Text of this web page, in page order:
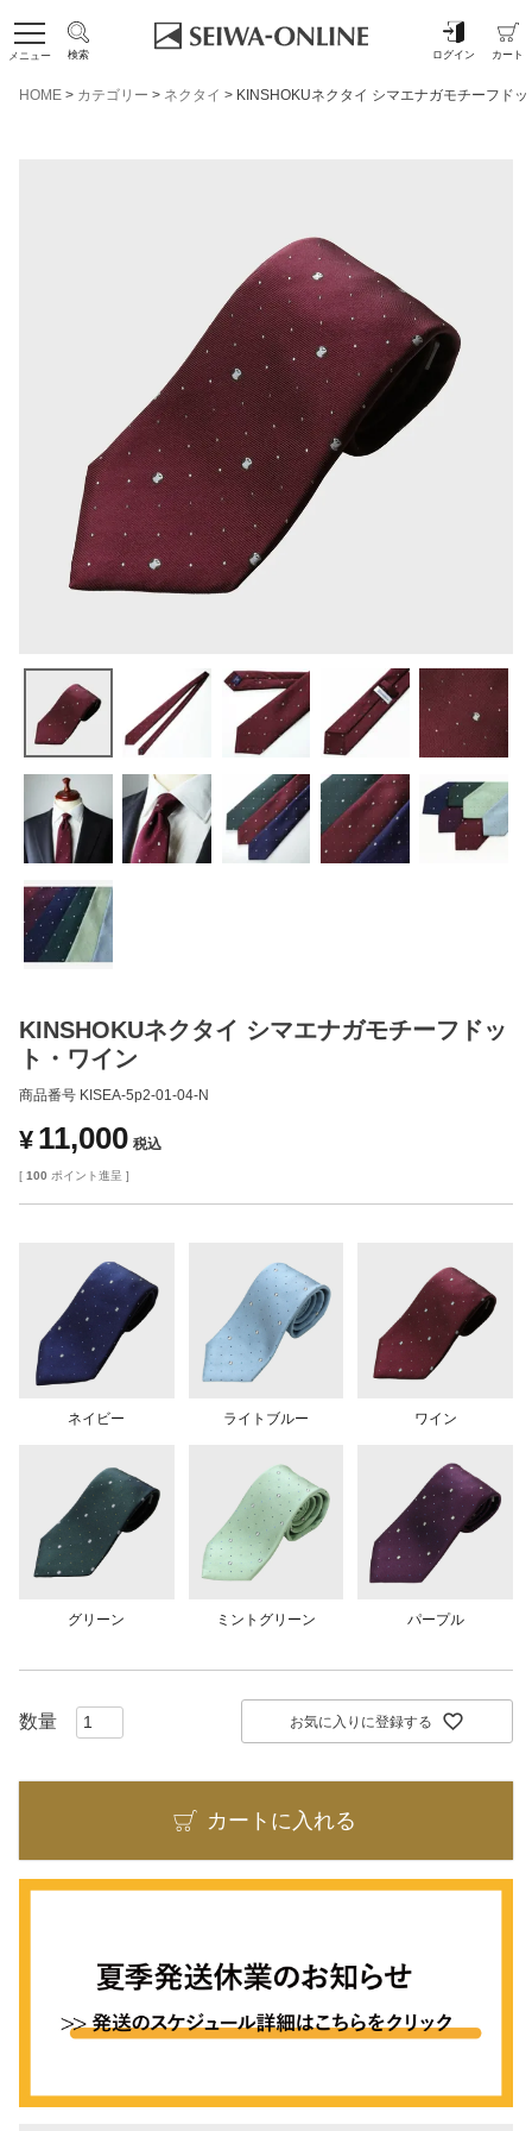
メニュー 検索 ログイン カート
HOME カテゴリー ネクタイ KINSHOKUネクタイ シマエナガモチーフド
KINSHOKUネクタイ シマエナガモチーフドッ
ト・ワイン
商品番号 KISEA-5p2-01-04-N
¥ 11,000 税込
[ 100 ポイント進呈 ]
ネイビー ライトブルー ワイン
グリーン ミントグリーン パープル
お気に入りに登録する
カートに入れる